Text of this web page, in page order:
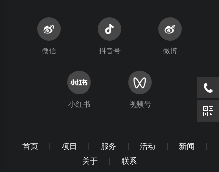
微信 抖音号 微博
小红书 视频号
首页 项目 服务 活动 新闻
关于
联系